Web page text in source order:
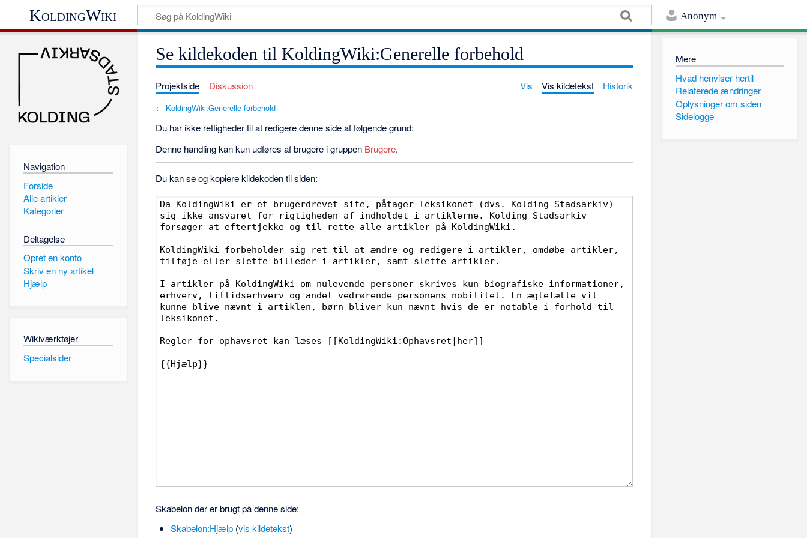
Anonym
KoldingWiki
Se kildekoden til KoldingWiki:Generelle forbehold
Projektside Diskussion Vis Vis kildetekst Historik
← KoldingWiki:Generelle forbehold
Du har ikke rettigheder til at redigere denne side af følgende grund:
Denne handling kan kun udføres af brugere i gruppen Brugere.
Du kan se og kopiere kildekoden til siden:
Skabelon der er brugt på denne side:
Skabelon:Hjælp(vis kildetekst)
Navigation
Forside
Alle artikler
Kategorier
Deltagelse
Opret en konto
Skriv en ny artikel
Hjælp
Wikiværktøjer
Specialsider
Mere
Hvad henviser hertil
Relaterede ændringer
Oplysninger om siden
Sidelogge